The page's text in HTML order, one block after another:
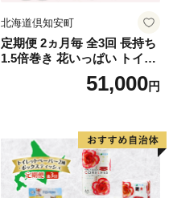
北海道倶知安町
定期便 2ヵ月毎 全3回 長持ち
1.5倍巻き 花いっぱい トイレ
ットペーパー ダブル 45ｍ 計
72ロール 全18種 花柄 プリン
ー 消耗品 備蓄 送料無料 北海
道 倶知安町 日用品
51,000円